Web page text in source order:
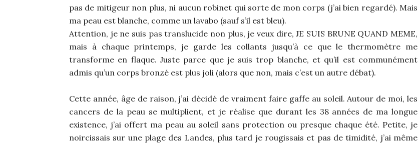
pas de mitigeur non plus, ni aucun robinet qui sorte de mon corps (j’ai bien regardé). Mais
ma peau est blanche, comme un lavabo (sauf s’il est bleu).
Attention, je ne suis pas translucide non plus, je veux dire, JE SUIS BRUNE QUAND MEME,
mais à chaque printemps, je garde les collants jusqu’à ce que le thermomètre me
transforme en flaque. Juste parce que je suis trop blanche, et qu’il est communément
admis qu’un corps bronzé est plus joli (alors que non, mais c’est un autre débat).
Cette année, âge de raison, j’ai décidé de vraiment faire gaffe au soleil. Autour de moi, les
cancers de la peau se multiplient, et je réalise que durant les 38 années de ma longue
existence, j’ai offert ma peau au soleil sans protection ou presque chaque été. Petite, je
noircissais sur une plage des Landes, plus tard je rougissais et pas de timidité, j’ai même